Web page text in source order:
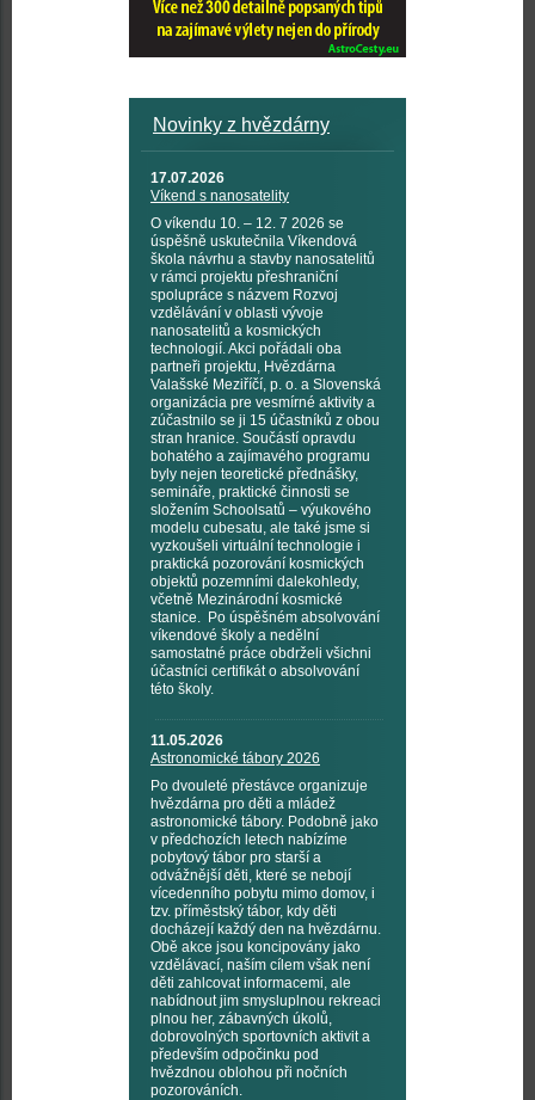
Novinky z hvězdárny
17.07.2026
Víkend s nanosatelity
O víkendu 10. – 12. 7 2026 se
úspěšně uskutečnila Víkendová
škola návrhu a stavby nanosatelitů
v rámci projektu přeshraniční
spolupráce s názvem Rozvoj
vzdělávání v oblasti vývoje
nanosatelitů a kosmických
technologií. Akci pořádali oba
partneři projektu, Hvězdárna
Valašské Meziříčí, p. o. a Slovenská
organizácia pre vesmírné aktivity a
zúčastnilo se ji 15 účastníků z obou
stran hranice. Součástí opravdu
bohatého a zajímavého programu
byly nejen teoretické přednášky,
semináře, praktické činnosti se
složením Schoolsatů – výukového
modelu cubesatu, ale také jsme si
vyzkoušeli virtuální technologie i
praktická pozorování kosmických
objektů pozemními dalekohledy,
včetně Mezinárodní kosmické
stanice. Po úspěšném absolvování
víkendové školy a nedělní
samostatné práce obdrželi všichni
účastníci certifikát o absolvování
této školy.
11.05.2026
Astronomické tábory 2026
Po dvouleté přestávce organizuje
hvězdárna pro děti a mládež
astronomické tábory. Podobně jako
v předchozích letech nabízíme
pobytový tábor pro starší a
odvážnější děti, které se nebojí
vícedenního pobytu mimo domov, i
tzv. příměstský tábor, kdy děti
docházejí každý den na hvězdárnu.
Obě akce jsou koncipovány jako
vzdělávací, naším cílem však není
děti zahlcovat informacemi, ale
nabídnout jim smysluplnou rekreaci
plnou her, zábavných úkolů,
dobrovolných sportovních aktivit a
především odpočinku pod
hvězdnou oblohou při nočních
pozorováních.